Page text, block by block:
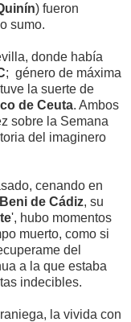
) fueron
sumo.
donde había
; género de máxima
la suerte de
de Ceuta. Ambos
sobre la Semana
del imaginero
cenando en
Beni de Cádiz, su
', hubo momentos
muerto, como si
del
a la que estaba
indecibles.
la vivida con